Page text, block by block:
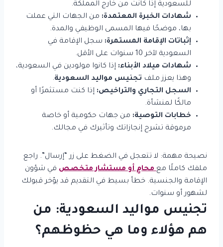
للسعودية إذا كانت من خارج المملكة.
شهادات الخبرة المعتمدة: من الجهات التي عملت
بها، موضحًا فيها المسمى الوظيفي والمدة.
إثباتات الإقامة المستمرة: سجل الإقامة في
السعودية لآخر 10 سنوات على الأقل.
شهادات ميلاد الأبناء: إذا كانوا مولودين في السعودية،
وهذا يعزز ملف تجنيس مواليد السعودية.
السجل التجاري والتراخيص: إذا كنت مستثمرًا أو
مالكًا لمنشأة.
خطابات التوصية: من جهات حكومية أو خاصة
مرموقة تشرح إنجازاتك وتأثيرك في مجالك.
نصيحة مهمة: لا تتعجل في الضغط على زر “إرسال”. راجع
ملفك كاملًا معمحامٍ أو مستشار متخصص في شؤون
الإقامة والجنسية. خطأ بسيط في التقديم قد يؤخر قبولك
لشهور أو سنوات.
تجنيس مواليد السعودية: من
هم هؤلاء وما هي حظوظهم؟